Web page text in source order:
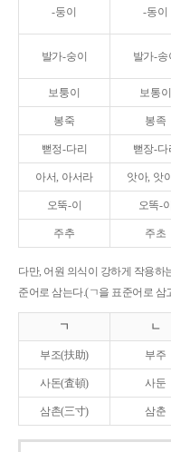
-둥이 -동이
발가-숭이 발가-송
보퉁이 보통이
봉죽 봉족
뻗정-다리 뻗장-다
아서, 아서라 앗아, 앗
오뚝-이 오똑-이
주추 주초
다만, 어원 의식이 강하게 작용하
준어로 삼는다.(ㄱ을 표준어로 삼
ㄱ ㄴ
부조(扶助) 부주
사돈(査頓) 사둔
삼촌(三寸) 삼춘